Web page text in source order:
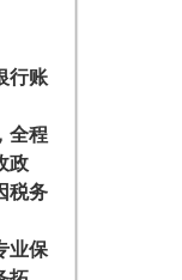
行账
全程
政
税务
业保